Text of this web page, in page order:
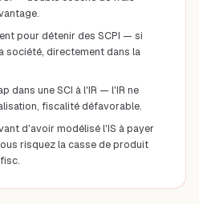
pour détenir des SCPI — si
société, directement dans la
dans une SCI à l'IR — l'IR ne
fiscalité défavorable.
d'avoir modélisé l'IS à payer
risquez la casse de produit